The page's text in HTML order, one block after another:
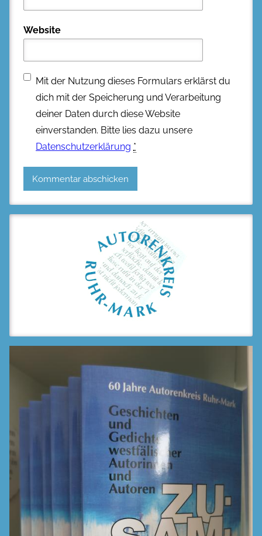
Website
Mit der Nutzung dieses Formulars erklärst du
dich mit der Speicherung und Verarbeitung
deiner Daten durch diese Website
einverstanden. Bitte lies dazu unsere
Datenschutzerklärung *